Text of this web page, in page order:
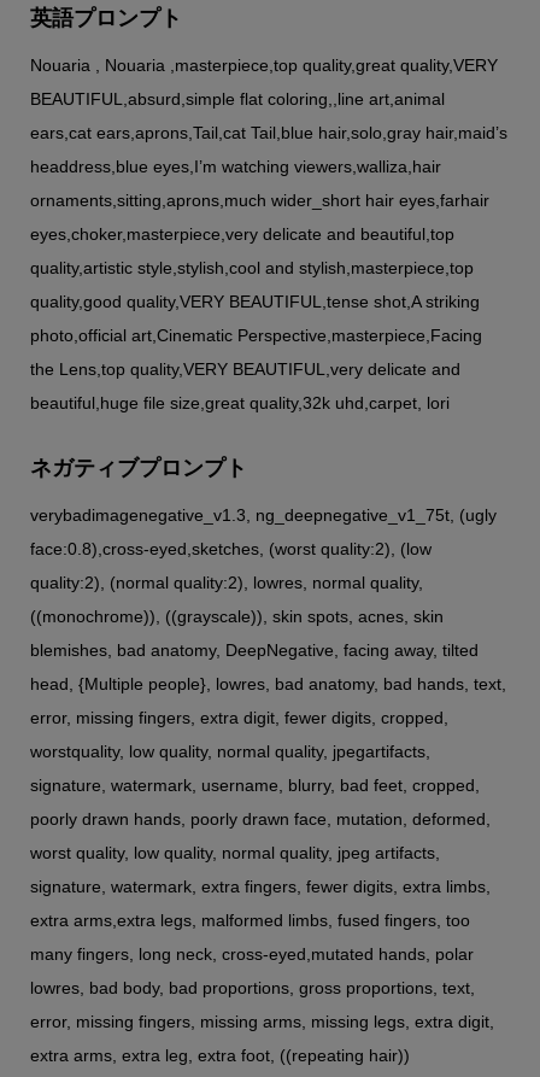
英語プロンプト
Nouaria , Nouaria ,masterpiece,top quality,great quality,VERY
BEAUTIFUL,absurd,simple flat coloring,,line art,animal
ears,cat ears,aprons,Tail,cat Tail,blue hair,solo,gray hair,maid’s
headdress,blue eyes,I’m watching viewers,walliza,hair
ornaments,sitting,aprons,much wider_short hair eyes,farhair
eyes,choker,masterpiece,very delicate and beautiful,top
quality,artistic style,stylish,cool and stylish,masterpiece,top
quality,good quality,VERY BEAUTIFUL,tense shot,A striking
photo,official art,Cinematic Perspective,masterpiece,Facing
the Lens,top quality,VERY BEAUTIFUL,very delicate and
beautiful,huge file size,great quality,32k uhd,carpet, lori
ネガティブプロンプト
verybadimagenegative_v1.3, ng_deepnegative_v1_75t, (ugly
face:0.8),cross-eyed,sketches, (worst quality:2), (low
quality:2), (normal quality:2), lowres, normal quality,
((monochrome)), ((grayscale)), skin spots, acnes, skin
blemishes, bad anatomy, DeepNegative, facing away, tilted
head, {Multiple people}, lowres, bad anatomy, bad hands, text,
error, missing fingers, extra digit, fewer digits, cropped,
worstquality, low quality, normal quality, jpegartifacts,
signature, watermark, username, blurry, bad feet, cropped,
poorly drawn hands, poorly drawn face, mutation, deformed,
worst quality, low quality, normal quality, jpeg artifacts,
signature, watermark, extra fingers, fewer digits, extra limbs,
extra arms,extra legs, malformed limbs, fused fingers, too
many fingers, long neck, cross-eyed,mutated hands, polar
lowres, bad body, bad proportions, gross proportions, text,
error, missing fingers, missing arms, missing legs, extra digit,
extra arms, extra leg, extra foot, ((repeating hair))